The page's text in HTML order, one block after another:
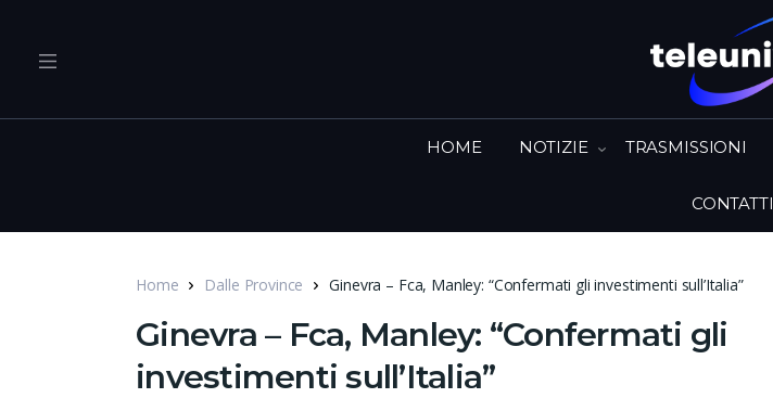
HOME NOTIZIE TRASMISSIONI
CONTATTI
Home Dalle Province Ginevra – Fca, Manley: “Confermati gli investimenti sull’Italia”
Ginevra – Fca, Manley: “Confermati gli
investimenti sull’Italia”